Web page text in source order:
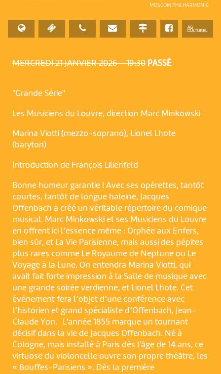
MERCREDI 21 JANVIER 2026 – 19:30 PASSÉ
MOSCOW PHILHARMONIC
"Grande Série"
Les Musiciens du Louvre, direction Marc Minkowski
Marina Viotti (mezzo-soprano), Lionel Lhote
(baryton)
Introduction de François Lilienfeld
Bonne humeur garantie ! Avec ses opérettes, tantôt
courtes, tantôt de longue haleine, Jacques
Offenbach a créé un véritable répertoire du comique
musical. Marc Minkowski et ses Musiciens du Louvre
en offrent ici l’essence même : Orphée aux Enfers,
bien sûr, et La Vie Parisienne, mais aussi des pépites
plus rares comme Le Royaume de Neptune ou Le
Voyage à la Lune. On entendra Marina Viotti, qui
avait fait forte impression à la Salle de musique avec
une grande soirée verdienne, et Lionel Lhote. Cet
événement fera l’objet d’une conférence avec
l’historien et grand spécialiste d’Offenbach, Jean-
Claude Yon. L'année 1855 marque un tournant
décisif dans la vie de Jacques Offenbach. Né à
Cologne, mais installé à Paris dès l'âge de 14 ans, ce
virtuose du violoncelle ouvre son propre théâtre, les
« Bouffes-Parisiens ». Dès la première